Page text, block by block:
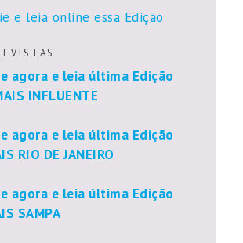
e leia online essa Edição
I S T A S
agora e leia última Edição
INFLUENTE
agora e leia última Edição
RIO DE JANEIRO
agora e leia última Edição
SAMPA